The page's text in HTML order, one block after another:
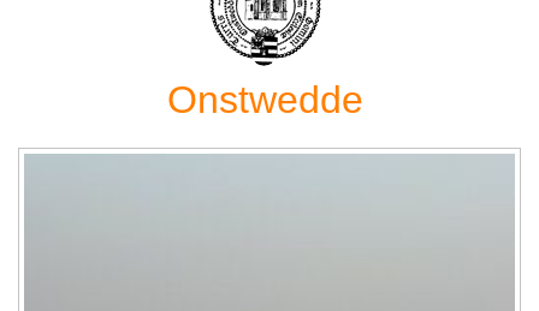
Onstwedde